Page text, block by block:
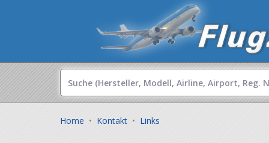
Home • Kontakt • Links